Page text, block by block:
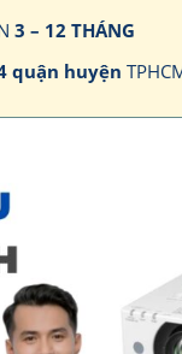
3 – 12 THÁNG
quận huyện